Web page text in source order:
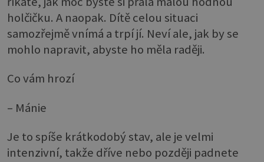
holčičku. A naopak. Dítě celou situaci
samozřejmě vnímá a trpí jí. Neví ale, jak by se
mohlo napravit, abyste ho měla raději.
Co vám hrozí
– Mánie
Je to spíše krátkodobý stav, ale je velmi
intenzivní, takže dříve nebo později padnete